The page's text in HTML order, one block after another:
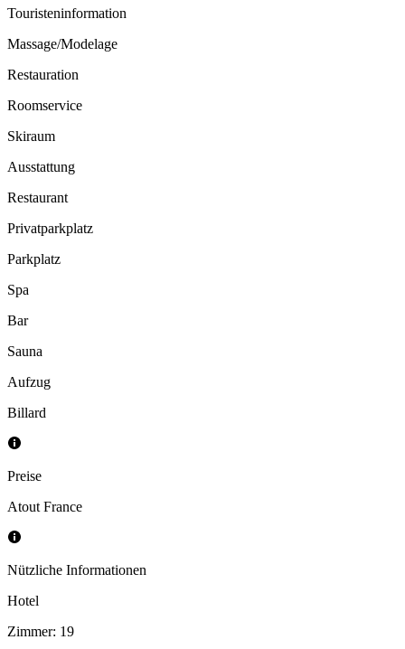
Touristeninformation
Massage/Modelage
Restauration
Roomservice
Skiraum
Ausstattung
Restaurant
Privatparkplatz
Parkplatz
Spa
Bar
Sauna
Aufzug
Billard
Preise
Atout France
Nützliche Informationen
Hotel
Zimmer: 19